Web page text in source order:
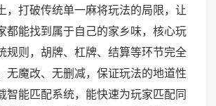
，打破传统单一麻将玩法的局限，让
都能找到属于自己的家乡味，核心玩
规则，胡牌、杠牌、结算等环节完全
无魔改、无删减，保证玩法的地道性
智能匹配系统，能快速为玩家匹配同